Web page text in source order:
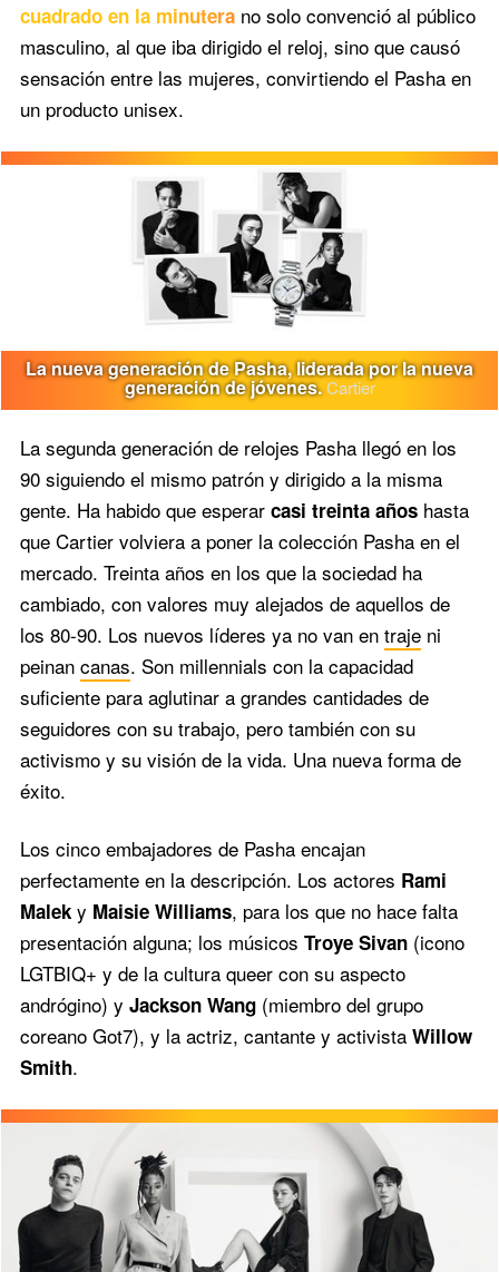
cuadrado en la minuterano solo convenció al público
masculino, al que iba dirigido el reloj, sino que causó
sensación entre las mujeres, convirtiendo el Pasha en
un producto unisex.
La nueva generación de Pasha, liderada por la nueva
generación de jóvenes.Cartier
La segunda generación de relojes Pasha llegó en los
90 siguiendo el mismo patrón y dirigido a la misma
gente. Ha habido que esperar casi treinta añoshasta
que Cartier volviera a poner la colección Pasha en el
mercado. Treinta años en los que la sociedad ha
cambiado, con valores muy alejados de aquellos de
los 80-90. Los nuevos líderes ya no van en trajeni
peinan canas. Son millennials con la capacidad
suficiente para aglutinar a grandes cantidades de
seguidores con su trabajo, pero también con su
activismo y su visión de la vida. Una nueva forma de
éxito.
Los cinco embajadores de Pasha encajan
perfectamente en la descripción. Los actores Rami
Maleky Maisie Williams, para los que no hace falta
presentación alguna; los músicos Troye Sivan(icono
LGTBIQ+ y de la cultura queer con su aspecto
andrógino) y Jackson Wang(miembro del grupo
coreano Got7), y la actriz, cantante y activista Willow
Smith.